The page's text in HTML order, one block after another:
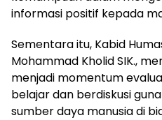
informasi positif kepada
Sementara itu, Kabid
Mohammad Kholid SIK.,
menjadi momentum
belajar dan berdiskusi
sumber daya manusia di